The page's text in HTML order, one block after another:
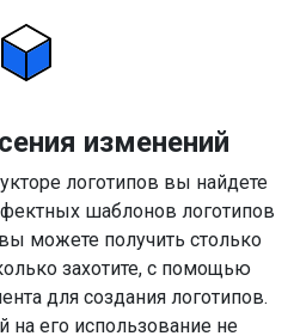
изменений
логотипов вы найдете
шаблонов логотипов
можете получить столько
захотите, с помощью
для создания логотипов.
на его использование не